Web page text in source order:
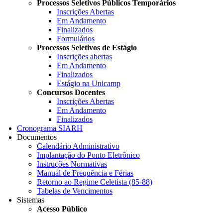
Processos Seletivos Públicos Temporários
Inscrições Abertas
Em Andamento
Finalizados
Formulários
Processos Seletivos de Estágio
Inscrições abertas
Em Andamento
Finalizados
Estágio na Unicamp
Concursos Docentes
Inscrições Abertas
Em Andamento
Finalizados
Cronograma SIARH
Documentos
Calendário Administrativo
Implantação do Ponto Eletrônico
Instruções Normativas
Manual de Frequência e Férias
Retorno ao Regime Celetista (85-88)
Tabelas de Vencimentos
Sistemas
Acesso Público